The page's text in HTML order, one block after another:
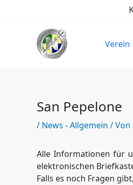
Verein
San Pepelone
/ News - Allgemein / Von
Alle Informationen für
elektronischen
Falls es noch Fragen